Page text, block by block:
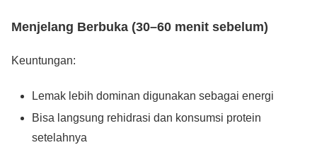
Menjelang Berbuka (30–60 menit sebelum)
Keuntungan:
Lemak lebih dominan digunakan sebagai energi
Bisa langsung rehidrasi dan konsumsi protein
setelahnya